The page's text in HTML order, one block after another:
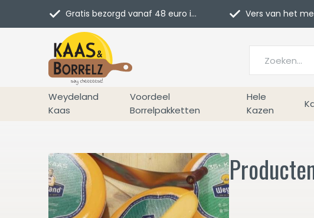
Weydeland
Kaas
Voordeel
Borrelpakketten
Hele
Kazen
Gratis bezorgd vanaf 48 euro in NL Vers van het mes